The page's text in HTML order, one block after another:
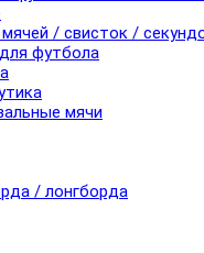
/ свисток /
футбола
мячи
/ лонгборда